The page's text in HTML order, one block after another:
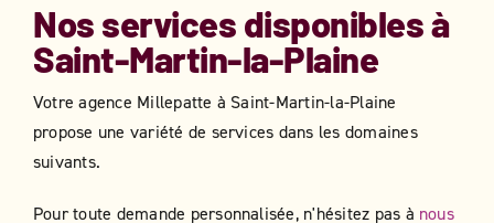
Nos services disponibles à
Saint-Martin-la-Plaine
Votre agence Millepatte à Saint-Martin-la-Plaine
propose une variété de services dans les domaines
suivants.
Pour toute demande personnalisée, n'hésitez pas à nous